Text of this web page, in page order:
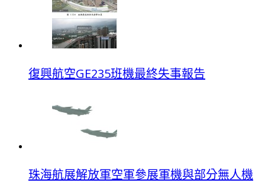
復興航空GE235班機最終失事報告
珠海航展解放軍空軍參展軍機與部分無人機